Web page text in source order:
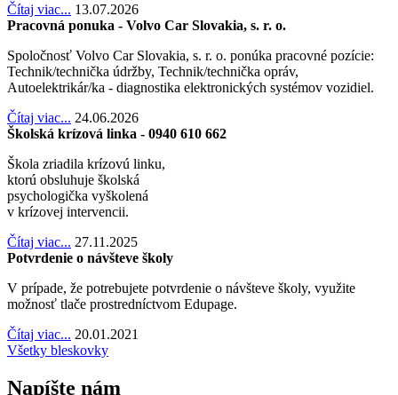
Čítaj viac... 13.07.2026
Pracovná ponuka - Volvo Car Slovakia, s. r. o.
Spoločnosť Volvo Car Slovakia, s. r. o. ponúka pracovné pozície:
Technik/technička údržby, Technik/technička opráv,
Autoelektrikár/ka - diagnostika elektronických systémov vozidiel.
Čítaj viac... 24.06.2026
Školská krízová linka - 0940 610 662
Škola zriadila krízovú linku,
ktorú obsluhuje školská
psychologička vyškolená
v krízovej intervencii.
Čítaj viac... 27.11.2025
Potvrdenie o návšteve školy
V prípade, že potrebujete potvrdenie o návšteve školy, využite
možnosť tlače prostredníctvom Edupage.
Čítaj viac... 20.01.2021
Všetky bleskovky
Napíšte nám